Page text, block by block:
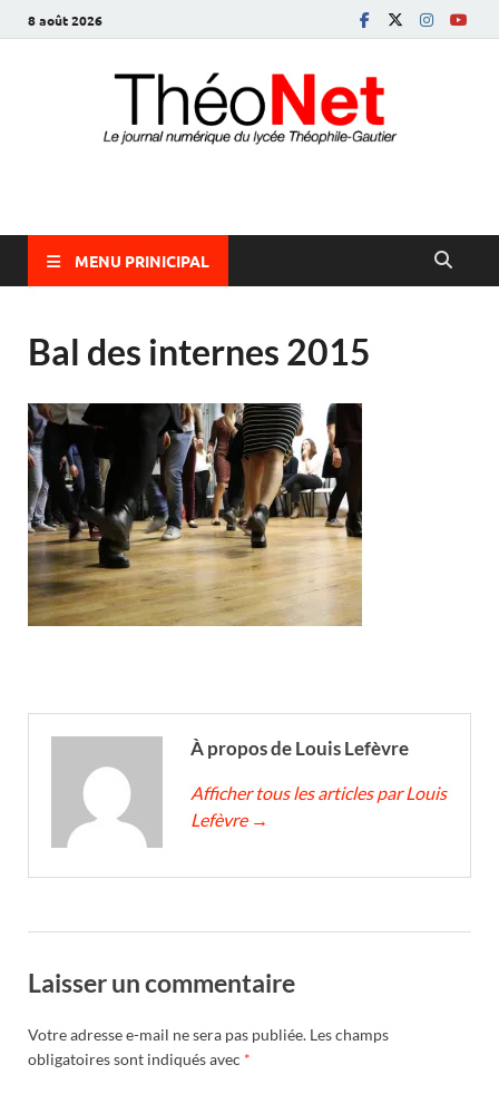
8 août 2026
ThéoNet
MENU PRINICIPAL
Bal des internes 2015
À propos de Louis Lefèvre
Afficher tous les articles par Louis
Lefèvre →
Laisser un commentaire
Votre adresse e-mail ne sera pas publiée. Les champs
obligatoires sont indiqués avec *